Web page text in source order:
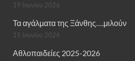
19 Ιουνίου 2026
Τα αγάλματα της Ξάνθης….μιλούν
15 Ιουνίου 2026
Αθλοπαιδείες 2025-2026